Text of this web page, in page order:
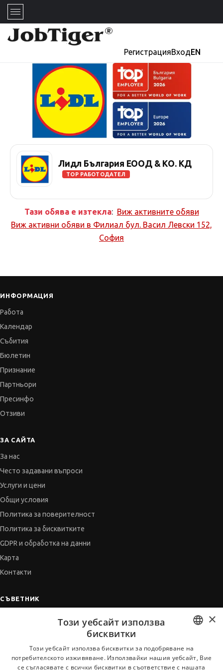
РегистрацияВходEN
Лидл България ЕООД & КО. КД
TOP РАБОТОДАТЕЛ
Тази обява е изтекла: Виж активните обяви
Виж активни обяви в Филиал бул. Васил Левски 152,
София
ИНФОРМАЦИЯ
Работа
Календар
Събития
Бюлетин
Признание
Партньори
Пресинфо
Отзиви
ЗА САЙТА
За нас
Често задавани въпроси
Услуги и цени
Общи условия
Политика за поверителност
Политика за бисквитките
GDPR и обработка на данни
Карта
Контакти
СЪВЕТНИК
Когато получим оферта
BULGARIAN
ENGLISH
×
Този уебсайт използва
бисквитки
Този уебсайт използва бисквитки за подобряване на
потребителското изживяване. Използвайки нашия уебсайт, Вие
се съгласявате с всички бисквитки в съответствие с нашата